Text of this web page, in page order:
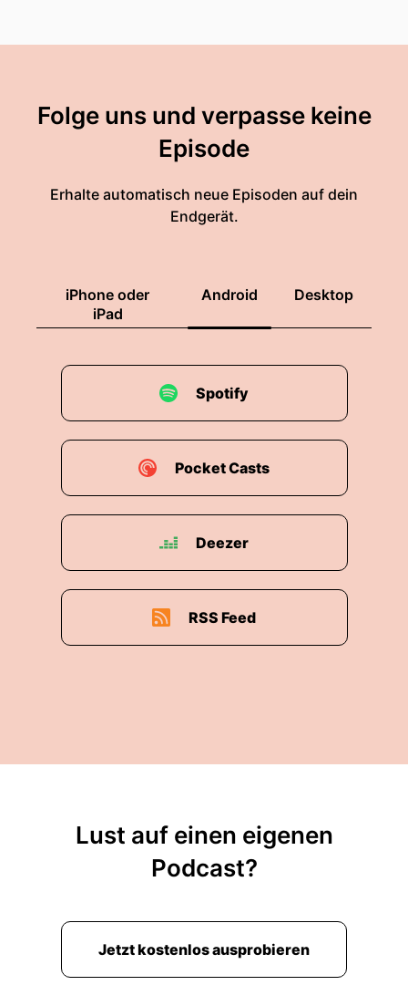
Folge uns und verpasse keine
Episode
Erhalte automatisch neue Episoden auf dein
Endgerät.
iPhone oder
iPad
Android Desktop
Spotify
Pocket Casts
Deezer
RSS Feed
Lust auf einen eigenen
Podcast?
Jetzt kostenlos ausprobieren